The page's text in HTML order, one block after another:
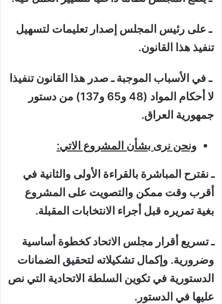
ـ على رئيس المجلس إصدار تعليمات لتسهيل
تنفيذ هذا القانون.
ـ في الأسباب الموجبة ـ صدر هذا القانون تنفيذا
لا أحكام المواد (48 و65 و137) من دستور
جمهورية العراق.
ونحن نرى بشأن المشروع الاتي:
ـ نقترح المباشرة بالقراءة الأولى والثانية في
أقرب وقت ممكن والتصويت على المشروع
بغية تمريره قبل أجراء الانتخابات المقبلة.
ـ تسريع أقرار مجلس الاتحاد كخطوة أساسية
وضرورية. وإكمال تشكيلاته لتحقيق الضمانات
الدستورية في تكوين السلطة الاتحادية التي نص
عليها في الدستور.